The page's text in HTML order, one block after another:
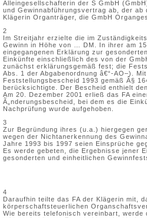
Alleingesellschafterin der S GmbH
und Gewinnabführungsvertrag ab, der
Klägerin Organträger, die GmbH
2
Im Streitjahr erzielte die im
Gewinn in Höhe von … DM. In ihrer am
eingegangenen Erklärung zur
Einkünfte einschließlich des von der
zunächst erklärungsgemäß fest; die
Abs. 1 der Abgabenordnung â€“-AO–).
Feststellungsbescheid 1993 gemäß Â§
berücksichtigte. Der Bescheid enthielt
Am 20. Dezember 2001 erließ das FA
Ã„nderungsbescheid, bei dem es die
Nachprüfung wurde aufgehoben.
3
Zur Begründung ihres (u.a.) hiergegen
wegen der Nichtanerkennung des
Jahre 1993 bis 1997 seien Einsprüche
Es werde gebeten, die Ergebnisse jener
gesonderten und einheitlichen
4
Daraufhin teilte das FA der Klägerin mit,
körperschaftsteuerlichen
Wie bereits telefonisch vereinbart, werde